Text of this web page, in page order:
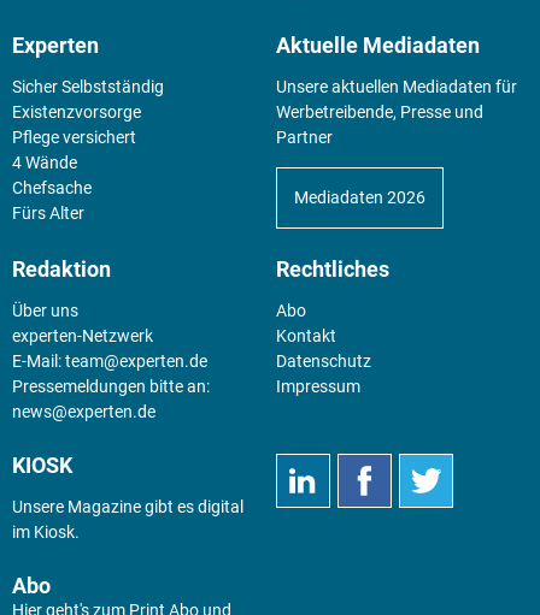
Experten
Sicher Selbstständig
Existenz­vorsorge
Pflege versichert
4 Wände
Chefsache
Fürs Alter
Aktuelle Mediadaten
Unsere aktuellen Mediadaten für
Werbetreibende, Presse und
Partner
Mediadaten 2026
Redaktion
Über uns
experten-Netzwerk
E-Mail:team@experten.de
Pressemeldungen bitte an:
news@experten.de
Rechtliches
Abo
Kontakt
Datenschutz
Impressum
KIOSK
Unsere Magazine gibt es digital
im Kiosk.
Abo
Hier geht's zum Print Abo und